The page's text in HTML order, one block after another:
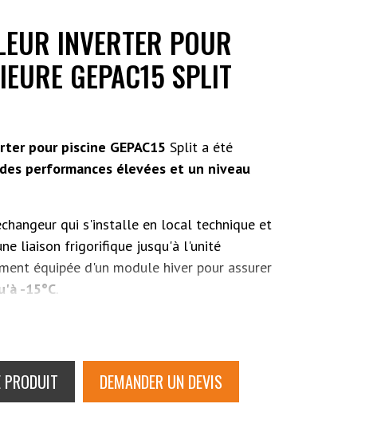
INVERTER POUR
GEPAC15 SPLIT
pour piscine GEPAC15 Split a été
des performances élevées et un niveau
qui s'installe en local technique et
liaison frigorifique jusqu'à l'unité
équipée d'un module hiver pour assurer
-15°C.
un
,GEPAC17 Split ,GEPAC21 SplitetGEPAC27
PRODUIT DEMANDER UN DEVIS